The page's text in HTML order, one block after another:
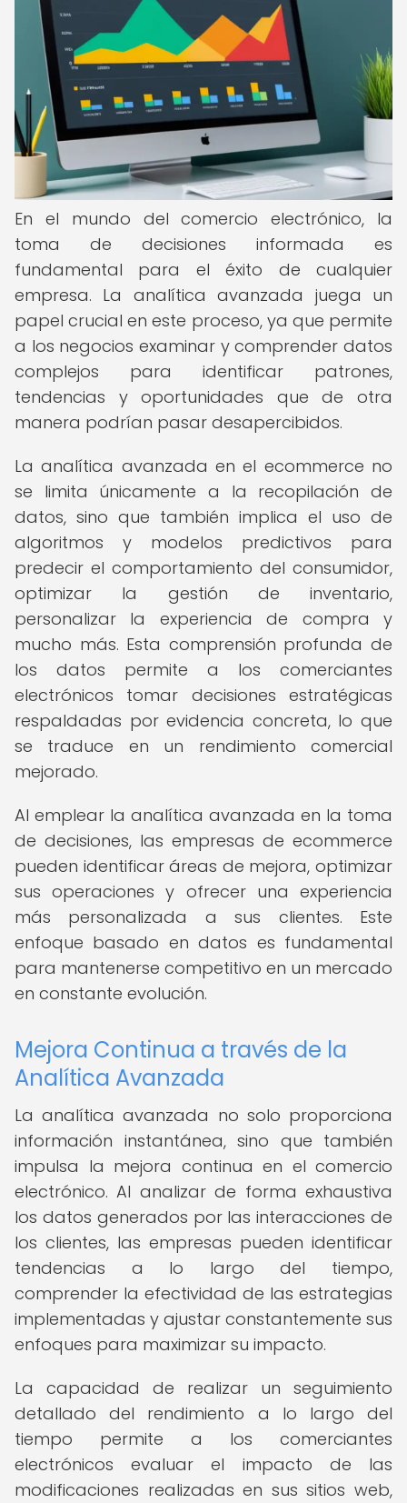
En el mundo del comercio electrónico, la
toma de decisiones informada es
fundamental para el éxito de cualquier
empresa. La analítica avanzada juega un
papel crucial en este proceso, ya que permite
a los negocios examinar y comprender datos
complejos para identificar patrones,
tendencias y oportunidades que de otra
manera podrían pasar desapercibidos.
La analítica avanzada en el ecommerce no
se limita únicamente a la recopilación de
datos, sino que también implica el uso de
algoritmos y modelos predictivos para
predecir el comportamiento del consumidor,
optimizar la gestión de inventario,
personalizar la experiencia de compra y
mucho más. Esta comprensión profunda de
los datos permite a los comerciantes
electrónicos tomar decisiones estratégicas
respaldadas por evidencia concreta, lo que
se traduce en un rendimiento comercial
mejorado.
Al emplear la analítica avanzada en la toma
de decisiones, las empresas de ecommerce
pueden identificar áreas de mejora, optimizar
sus operaciones y ofrecer una experiencia
más personalizada a sus clientes. Este
enfoque basado en datos es fundamental
para mantenerse competitivo en un mercado
en constante evolución.
Mejora Continua a través de la
Analítica Avanzada
La analítica avanzada no solo proporciona
información instantánea, sino que también
impulsa la mejora continua en el comercio
electrónico. Al analizar de forma exhaustiva
los datos generados por las interacciones de
los clientes, las empresas pueden identificar
tendencias a lo largo del tiempo,
comprender la efectividad de las estrategias
implementadas y ajustar constantemente sus
enfoques para maximizar su impacto.
La capacidad de realizar un seguimiento
detallado del rendimiento a lo largo del
tiempo permite a los comerciantes
electrónicos evaluar el impacto de las
modificaciones realizadas en sus sitios web,